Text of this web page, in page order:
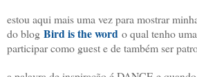
estou aqui mais uma vez para mostrar
do blog Bird is the word o qual tenho
participar como guest e de também ser